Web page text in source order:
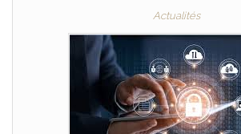
Actualités